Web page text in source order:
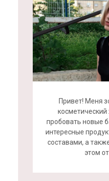
Привет! Меня
пробовать новые
интересные
составами, а
этом